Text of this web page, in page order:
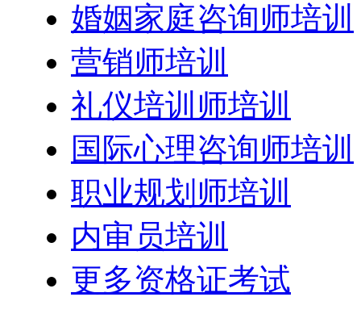
婚姻家庭咨询师培训
营销师培训
礼仪培训师培训
国际心理咨询师培训
职业规划师培训
内审员培训
更多资格证考试